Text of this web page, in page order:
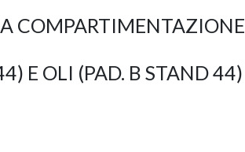
COMPARTIMENTAZIONE
E OLI (PAD. B STAND 44)